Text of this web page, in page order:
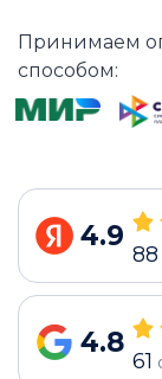
Принимаем
способом:
4.9
88
4.8
61